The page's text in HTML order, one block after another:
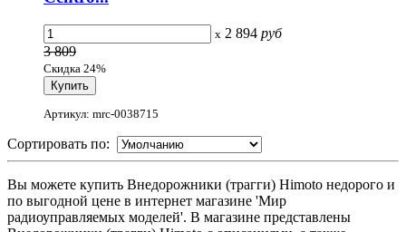
x 2 894 руб
3 809
Скидка 24%
Артикул: mrc-0038715
Сортировать по:
Вы можете купить Внедорожники (трагги) Himoto недорого и
по выгодной цене в интернет магазине 'Мир
радиоуправляемых моделей'. В магазине представлены